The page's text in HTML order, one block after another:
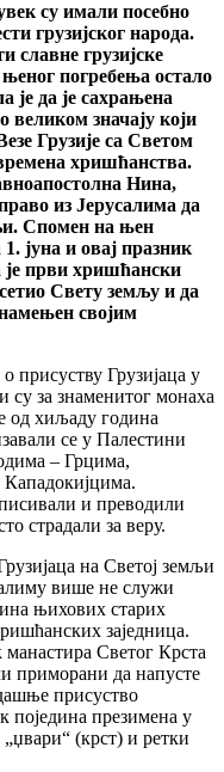
су имали посебно
грузијског народа.
славне грузијске
погребења остало
је да је сахрањена
великом значају који
Грузије са Светом
хришћанства.
Нина,
из Јерусалима да
Спомен на њен
јуна и овај празник
је први хришћански
Свету земљу и да
својим
Грузијаца у
су за знаменитог монаха
од хиљаду година
се у Палестини
– Грцима,
и преводили
страдали за веру.
на Светој земљи
више не служи
њихових старих
заједница.
манастира Светог Крста
приморани да напусте
присуство
поједина презимена у
(крст) и ретки